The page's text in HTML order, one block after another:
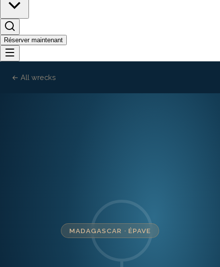
Réserver maintenant
← All wrecks
MADAGASCAR · ÉPAVE